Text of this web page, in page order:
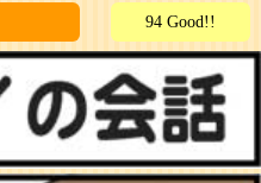
94 Good!!